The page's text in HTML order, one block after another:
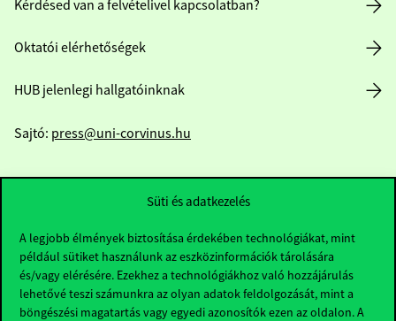
Süti és adatkezelés
A legjobb élmények biztosítása érdekében technológiákat, mint
például sütiket használunk az eszközinformációk tárolására
és/vagy elérésére. Ezekhez a technológiákhoz való hozzájárulás
lehetővé teszi számunkra az olyan adatok feldolgozását, mint a
böngészési magatartás vagy egyedi azonosítók ezen az oldalon. A
Kérdésed van a felvételivel kapcsolatban?
Oktatói elérhetőségek
HUB jelenlegi hallgatóinknak
Sajtó: press@uni-corvinus.hu
Hasznos linkek